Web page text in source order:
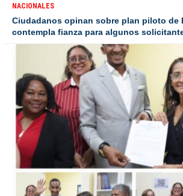
NACIONALES
Ciudadanos opinan sobre plan piloto de
contempla fianza para algunos